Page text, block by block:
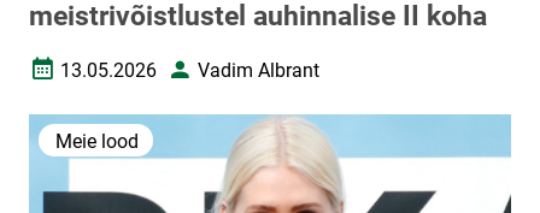
meistrivõistlustel auhinnalise II koha
Loomise kuupäev
13.05.2026 AutorVadim Albrant
Meie lood